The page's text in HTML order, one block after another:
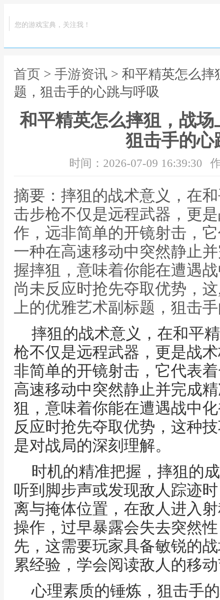
您的游戏宝典，关注我！
首页 > 手游资讯 > 和平精英怎么
题，狙击手的心跳与呼吸
和平精英怎么摔狙，战
狙击手的心
时间：2026-07-09 16:39:30
摘要：摔狙的战术意义，在
击步枪不仅是远程武器，更
作，远非简单的开镜射击，
一种在高速移动中突然静止
握摔狙，意味着你能在遭遇
尚未反应时抢先夺取优势，
上的优雅艺术副标题，狙击
摔狙的战术意义，在和平
枪不仅是远程武器，更是战
非简单的开镜射击，它代表
高速移动中突然静止并完成
狙，意味着你能在遭遇战中
反应时抢先夺取优势，这种
是对战局的深刻理解。
时机的精准把握，摔狙的
听到脚步声或发现敌人踪迹
离与掩体位置，在敌人进入
操作，过早暴露会失去突然
先，这需要玩家具备敏锐的
累经验，学会阅读敌人的移
心理素质的锤炼，狙击手